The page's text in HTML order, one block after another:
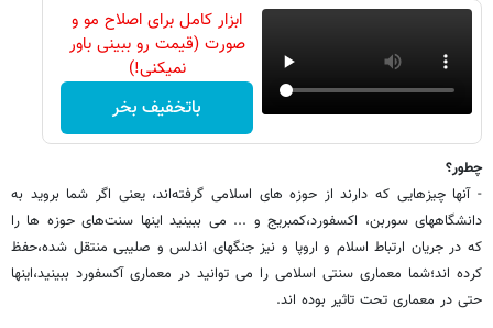
ابزار کامل برای اصلاح مو و
صورت (قیمت رو ببینی باور
نمیکنی!)
باتخفیف بخر
چطور؟
- آنها چیزهایی که دارند از حوزه های اسلامی گرفته‌اند، یعنی اگر شما بروید به
دانشگاههای سوربن، اکسفورد،کمبریج و ... می ببینید اینها سنت‌های حوزه ها را
که در جریان ارتباط اسلام و اروپا و نیز جنگهای اندلس و صلیبی منتقل شده،حفظ
کرده اند؛شما معماری سنتی اسلامی را می توانید در معماری آکسفورد ببینید،اینها
حتی در معماری تحت تاثیر بوده اند.